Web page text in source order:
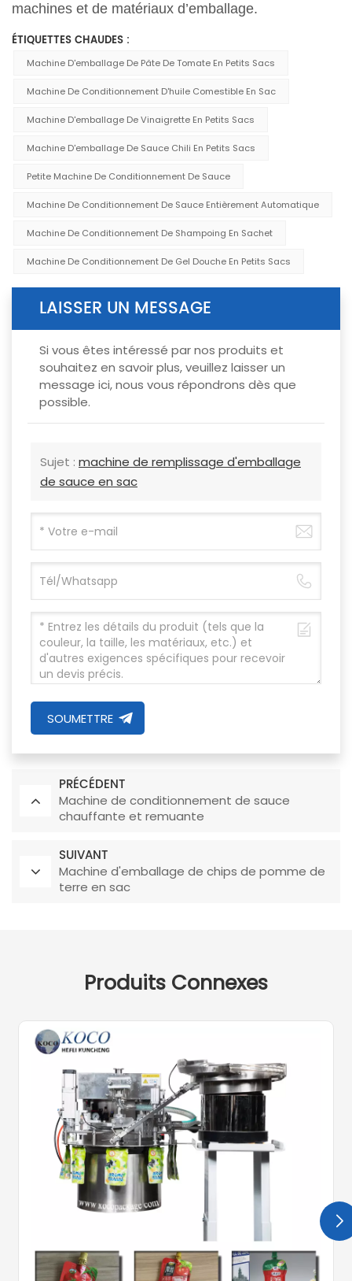
machines et de matériaux d’emballage.
ÉTIQUETTES CHAUDES :
Machine D'emballage De Pâte De Tomate En Petits Sacs
Machine De Conditionnement D'huile Comestible En Sac
Machine D'emballage De Vinaigrette En Petits Sacs
Machine D'emballage De Sauce Chili En Petits Sacs
Petite Machine De Conditionnement De Sauce
Machine De Conditionnement De Sauce Entièrement Automatique
Machine De Conditionnement De Shampoing En Sachet
Machine De Conditionnement De Gel Douche En Petits Sacs
LAISSER UN MESSAGE
Si vous êtes intéressé par nos produits et
souhaitez en savoir plus, veuillez laisser un
message ici, nous vous répondrons dès que
possible.
Sujet : machine de remplissage d'emballage
de sauce en sac
SOUMETTRE
PRÉCÉDENT
Machine de conditionnement de sauce
chauffante et remuante
SUIVANT
Machine d'emballage de chips de pomme de
terre en sac
Produits Connexes